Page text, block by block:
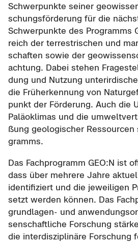
Schwer­punk­te sei­ner
schungs­för­de­rung für die
Schwer­punk­te des Pro­gramms
reich der ter­res­tri­schen und
schaf­ten sowie der
ach­tung. Dabei ste­hen
dung und Nut­zung
die Früh­erken­nung von
punkt der För­de­rung. Auch die
Pa­läo­kli­mas und die
ßung geo­lo­gi­scher
gramms.
Das Fach­pro­gramm GEO:N ist
dass über meh­re­re Jahre
iden­ti­fi­ziert und die je­wei­li­gen
setzt wer­den kön­nen. Das
grundlagen-​ und
sen­schaft­li­che For­schung
die in­ter­dis­zi­pli­nä­re For­schung